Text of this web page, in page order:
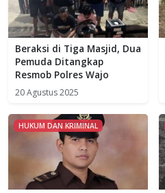
Beraksi di Tiga Masjid, Dua
Pemuda Ditangkap
Resmob Polres Wajo
20 Agustus 2025
HUKUM DAN KRIMINAL